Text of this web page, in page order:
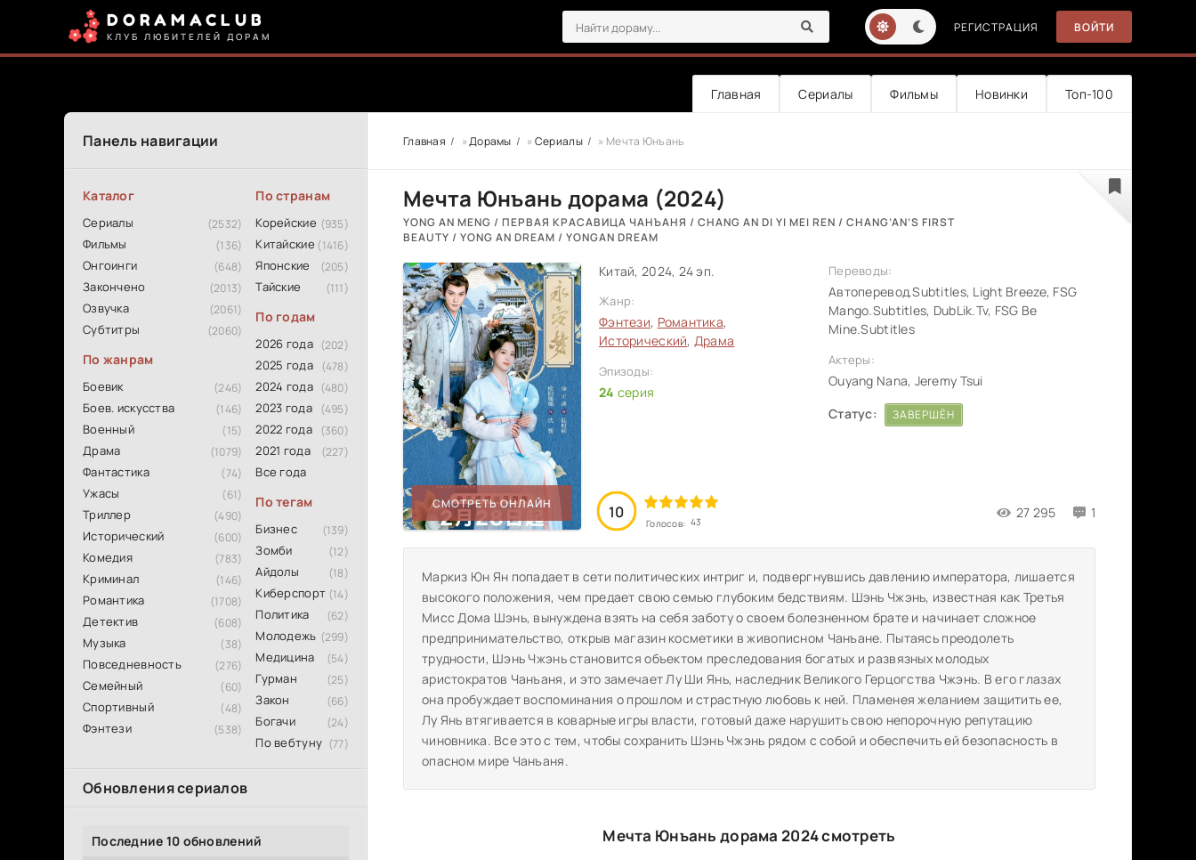
DORAMACLUB
КЛУБ ЛЮБИТЕЛЕЙ ДОРАМ
РЕГИСТРАЦИЯ ВОЙТИ
Главная Сериалы Фильмы Новинки Топ-100
Панель навигации
Каталог
Сериалы (2532)
Фильмы (136)
Онгоинги (648)
Закончено (2013)
Озвучка (2061)
Субтитры (2060)
По жанрам
Боевик (246)
Боев. искусства (146)
Военный (15)
Драма (1079)
Фантастика (74)
Ужасы (61)
Триллер (490)
Исторический (600)
Комедия (783)
Криминал (146)
Романтика (1708)
Детектив (608)
Музыка (38)
Повседневность (276)
Семейный (60)
Спортивный (48)
Фэнтези (538)
По странам
Корейские (935)
Китайские (1416)
Японские (205)
Тайские (111)
По годам
2026 года (202)
2025 года (478)
2024 года (480)
2023 года (495)
2022 года (360)
2021 года (227)
Все года
По тегам
Бизнес (139)
Зомби (12)
Айдолы (18)
Киберспорт (14)
Политика (62)
Молодежь (299)
Медицина (54)
Гурман (25)
Закон (66)
Богачи (24)
По вебтуну (77)
Обновления сериалов
Последние 10 обновлений
Главная »Дорамы » Сериалы » Мечта Юнъань
Мечта Юнъань дорама (2024)
YONG AN MENG / ПЕРВАЯ КРАСАВИЦА ЧАНЪАНЯ / CHANG AN DI YI MEI REN / CHANG’AN’S FIRST
BEAUTY / YONG AN DREAM / YONGAN DREAM
СМОТРЕТЬ ОНЛАЙН
Китай, 2024, 24 эп.
Жанр:
Фэнтези, Романтика,
Исторический, Драма
Эпизоды:
24 серия
10
Голосов: 43
27 295 1
Переводы:
Автоперевод.Subtitles, Light Breeze, FSG
Mango.Subtitles, DubLik.Tv, FSG Be
Mine.Subtitles
Актеры:
Ouyang Nana, Jeremy Tsui
Статус:
ЗАВЕРШЁН
Маркиз Юн Ян попадает в сети политических интриг и, подвергнувшись давлению императора, лишается
высокого положения, чем предает свою семью глубоким бедствиям. Шэнь Чжэнь, известная как Третья
Мисс Дома Шэнь, вынуждена взять на себя заботу о своем болезненном брате и начинает сложное
предпринимательство, открыв магазин косметики в живописном Чанъане. Пытаясь преодолеть
трудности, Шэнь Чжэнь становится объектом преследования богатых и развязных молодых
аристократов Чанъаня, и это замечает Лу Ши Янь, наследник Великого Герцогства Чжэнь. В его глазах
она пробуждает воспоминания о прошлом и страстную любовь к ней. Пламенея желанием защитить ее,
Лу Янь втягивается в коварные игры власти, готовый даже нарушить свою непорочную репутацию
чиновника. Все это с тем, чтобы сохранить Шэнь Чжэнь рядом с собой и обеспечить ей безопасность в
опасном мире Чанъаня.
Мечта Юнъань дорама 2024 смотреть